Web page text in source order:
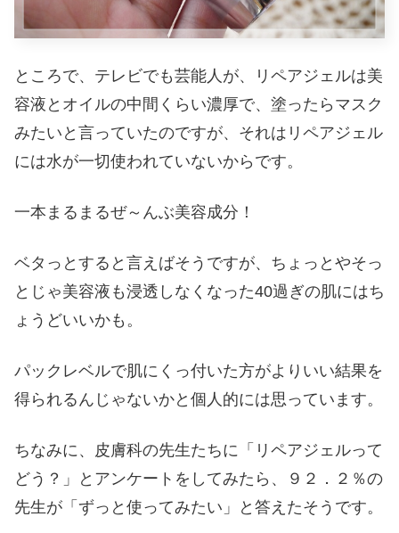
ところで、テレビでも芸能人が、リペアジェルは美
容液とオイルの中間くらい濃厚で、塗ったらマスク
みたいと言っていたのですが、それはリペアジェル
には水が一切使われていないからです。
一本まるまるぜ～んぶ美容成分！
ベタっとすると言えばそうですが、ちょっとやそっ
とじゃ美容液も浸透しなくなった40過ぎの肌にはち
ょうどいいかも。
パックレベルで肌にくっ付いた方がよりいい結果を
得られるんじゃないかと個人的には思っています。
ちなみに、皮膚科の先生たちに「リペアジェルって
どう？」とアンケートをしてみたら、９２．２％の
先生が「ずっと使ってみたい」と答えたそうです。